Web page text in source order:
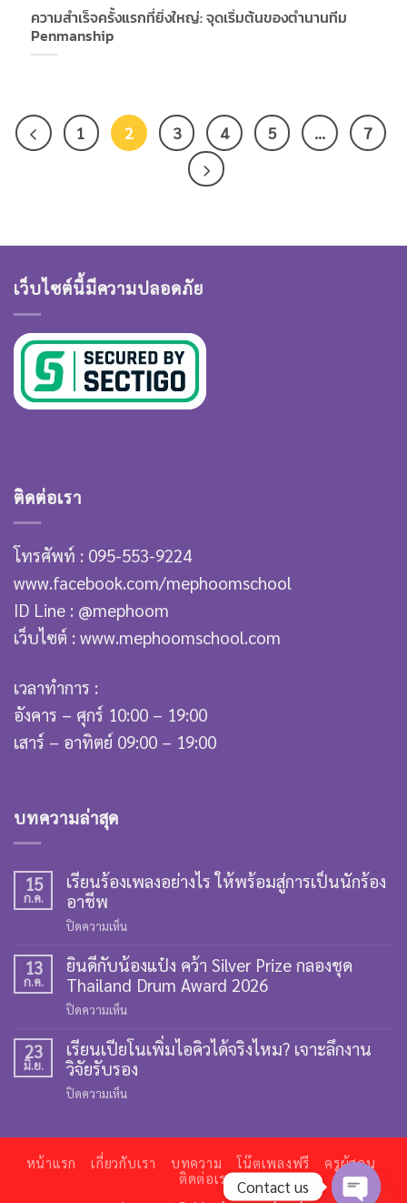
ความสำเร็จครั้งแรกที่ยิ่งใหญ่: จุดเริ่มต้นของตำนานทีม
Penmanship
1 2 3 4 5 … 7
เว็บไซต์นี้มีความปลอดภัย
ติดต่อเรา
โทรศัพท์ : 095-553-9224
www.facebook.com/mephoomschool
ID Line : @mephoom
เว็บไซต์ : www.mephoomschool.com
เวลาทำการ :
อังคาร – ศุกร์ 10:00 – 19:00
เสาร์ – อาทิตย์ 09:00 – 19:00
บทความล่าสุด
15
ก.ค.
เรียนร้องเพลงอย่างไร ให้พร้อมสู่การเป็นนักร้อง
อาชีพ
ปิดความเห็น
ร้อง
เพลง
พร้อม
สู่
การ
เป็น
ร้อง
อาชีพ
13
ก.ค.
ยินดีกับน้องแป๋ง คว้า Silver Prize กลองชุด
Thailand Drum Award 2026
ปิดความเห็น
กับ
น้อง
Prize
กลอง
Thailand
23
มิ.ย.
เรียนเปียโนเพิ่มไอคิวได้จริงไหม? เจาะลึกงาน
วิจัยรับรอง
ปิดความเห็น
เพิ่ม
หน้าแรก เกี่ยวกับเรา บทความ โน๊ตเพลงฟรี
ครูผู้สอน
ติดต่อเรา Contact us